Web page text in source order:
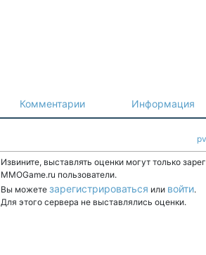
Комментарии Информация
Извините, выставлять оценки могут только
MMOGame.ru пользователи.
Вы можете зарегистрироваться или войти.
Для этого сервера не выставлялись оценки.